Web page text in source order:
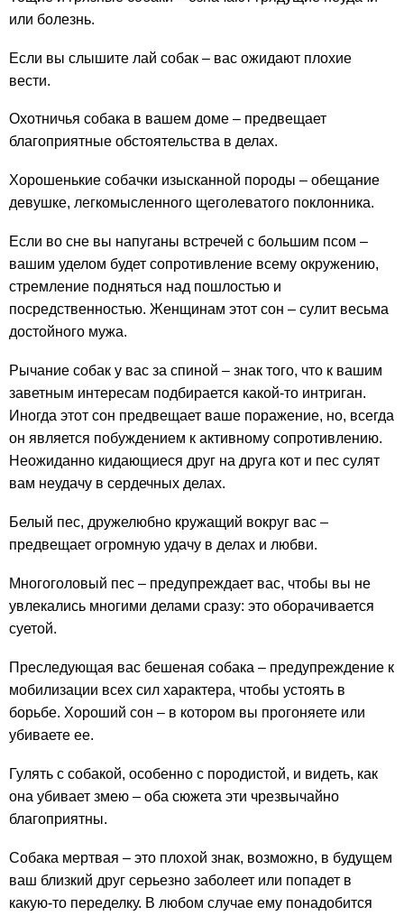
или болезнь.
Если вы слышите лай собак – вас ожидают плохие
вести.
Охотничья собака в вашем доме – предвещает
благоприятные обстоятельства в делах.
Хорошенькие собачки изысканной породы – обещание
девушке, легкомысленного щеголеватого поклонника.
Если во сне вы напуганы встречей с большим псом –
вашим уделом будет сопротивление всему окружению,
стремление подняться над пошлостью и
посредственностью. Женщинам этот сон – сулит весьма
достойного мужа.
Рычание собак у вас за спиной – знак того, что к вашим
заветным интересам подбирается какой-то интриган.
Иногда этот сон предвещает ваше поражение, но, всегда
он является побуждением к активному сопротивлению.
Неожиданно кидающиеся друг на друга кот и пес сулят
вам неудачу в сердечных делах.
Белый пес, дружелюбно кружащий вокруг вас –
предвещает огромную удачу в делах и любви.
Многоголовый пес – предупреждает вас, чтобы вы не
увлекались многими делами сразу: это оборачивается
суетой.
Преследующая вас бешеная собака – предупреждение к
мобилизации всех сил характера, чтобы устоять в
борьбе. Хороший сон – в котором вы прогоняете или
убиваете ее.
Гулять с собакой, особенно с породистой, и видеть, как
она убивает змею – оба сюжета эти чрезвычайно
благоприятны.
Собака мертвая – это плохой знак, возможно, в будущем
ваш близкий друг серьезно заболеет или попадет в
какую-то переделку. В любом случае ему понадобится